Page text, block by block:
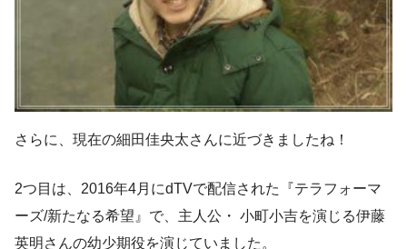
さらに、現在の細田佳央太さんに近づきましたね！
2つ目は、2016年4月にdTVで配信された『テラフォーマ
ーズ/新たなる希望』で、主人公・ 小町小吉を演じる伊藤
英明さんの幼少期役を演じていました。